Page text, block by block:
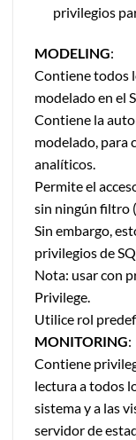
privilegios
MODELING:
Contiene todos
modelado en el
Contiene la
modelado, para
analíticos.
Permite el
sin ningún filtro
Sin embargo,
privilegios de
Nota: usar con
Privilege.
Utilice rol
MONITORING:
Contiene
lectura a todos
sistema y a las
servidor de